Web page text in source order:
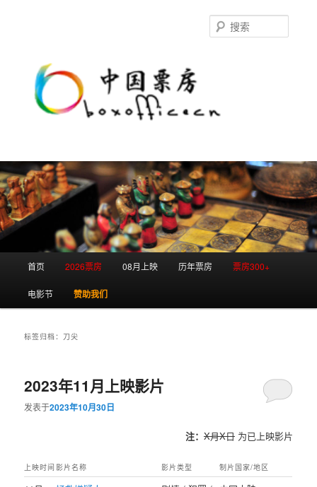
首页 2026票房 08月上映 历年票房 票房300+
电影节 赞助我们
标签归档： 刀尖
2023年11月上映影片
发表于2023年10月30日
注： X月X日为已上映影片
上映时间 影片名称 影片类型 制片国家/地区